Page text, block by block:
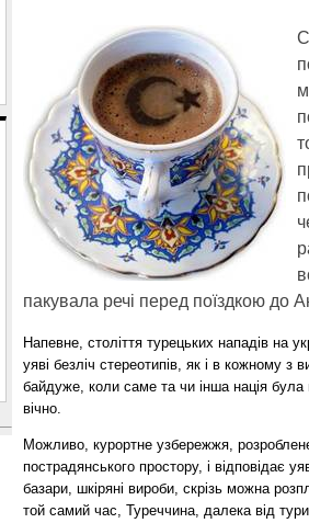
пакувала речі перед поїздкою до
Напевне, століття турецьких нападів на
уяві безліч стереотипів, як і в кожному з
байдуже, коли саме та чи інша нація
вічно.
Можливо, курортне узбережжя, розроблене
пострадянського простору, і відповідає
базари, шкіряні вироби, скрізь можна
той самий час, Туреччина, далека від